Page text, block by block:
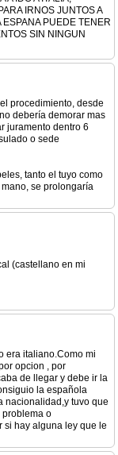
IRNOS JUNTOS A
ESPANA PUEDE TENER
SIN NINGUN
procedimiento, desde
debería demorar mas
juramento dentro 6
o sede
tanto el tuyo como
se prolongaría
(castellano en mi
era italiano.Como mi
opcion , por
de llegar y debe ir la
la española
nacionalidad,y tuvo que
problema o
hay alguna ley que le